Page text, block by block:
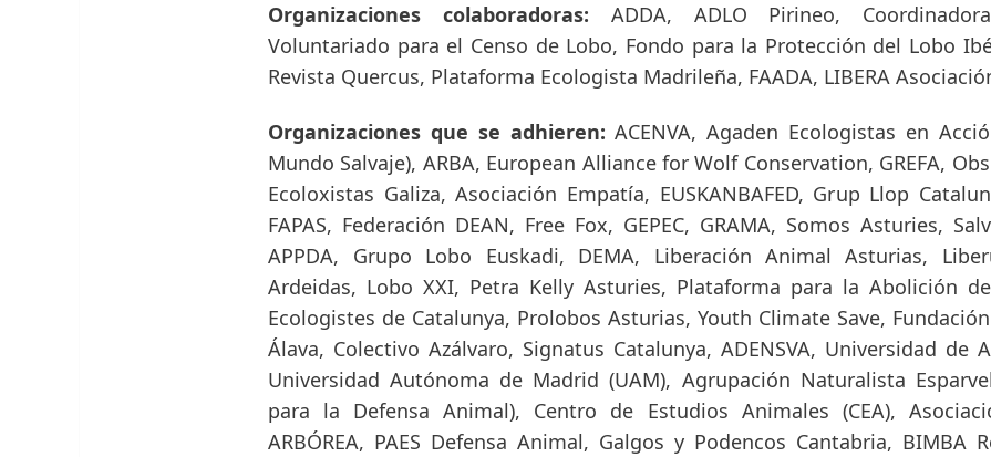
Organizaciones colaboradoras: ADDA, ADLO Pirineo,
Voluntariado para el Censo de Lobo, Fondo para la Protección del Lobo
Revista Quercus, Plataforma Ecologista Madrileña, FAADA, LIBERA
Organizaciones que se adhieren: ACENVA, Agaden Ecologistas en
Mundo Salvaje), ARBA, European Alliance for Wolf Conservation, GREFA,
Ecoloxistas Galiza, Asociación Empatía, EUSKANBAFED, Grup Llop
FAPAS, Federación DEAN, Free Fox, GEPEC, GRAMA, Somos Asturies,
APPDA, Grupo Lobo Euskadi, DEMA, Liberación Animal Asturias,
Ardeidas, Lobo XXI, Petra Kelly Asturies, Plataforma para la Abolición
Ecologistes de Catalunya, Prolobos Asturias, Youth Climate Save, Fundación
Álava, Colectivo Azálvaro, Signatus Catalunya, ADENSVA, Universidad de
Universidad Autónoma de Madrid (UAM), Agrupación Naturalista
para la Defensa Animal), Centro de Estudios Animales (CEA),
ARBÓREA, PAES Defensa Animal, Galgos y Podencos Cantabria, BIMBA